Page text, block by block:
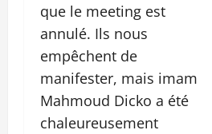
que le meeting est
annulé. Ils nous
empêchent de
manifester, mais imam
Mahmoud Dicko a été
chaleureusement